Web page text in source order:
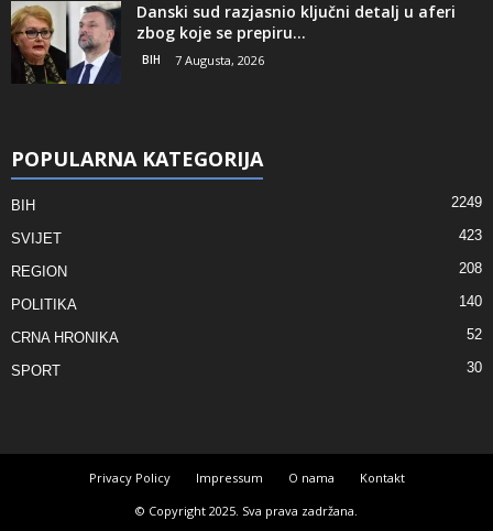
Danski sud razjasnio ključni detalj u aferi
zbog koje se prepiru...
BIH 7 Augusta, 2026
POPULARNA KATEGORIJA
BIH 2249
SVIJET 423
REGION 208
POLITIKA 140
CRNA HRONIKA 52
SPORT 30
Privacy Policy Impressum O nama
Kontakt
© Copyright 2025. Sva prava zadržana.